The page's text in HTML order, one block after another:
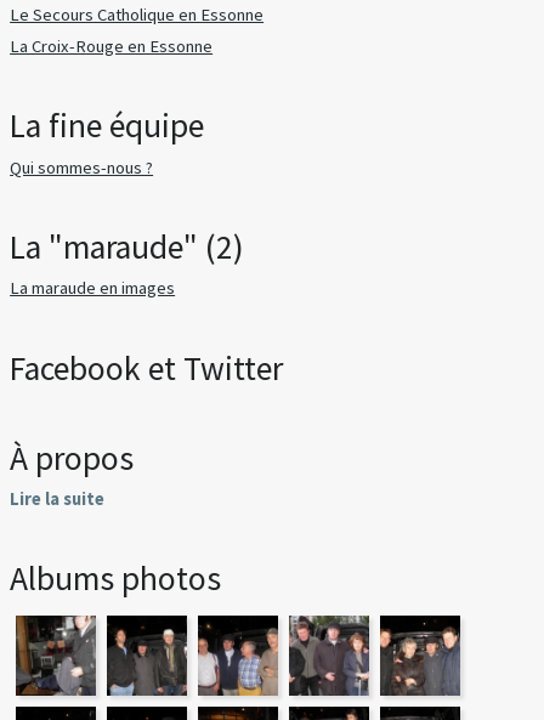
Le Secours Catholique en Essonne
La Croix-Rouge en Essonne
La fine équipe
Qui sommes-nous ?
La "maraude" (2)
La maraude en images
Facebook et Twitter
À propos
Lire la suite
Albums photos